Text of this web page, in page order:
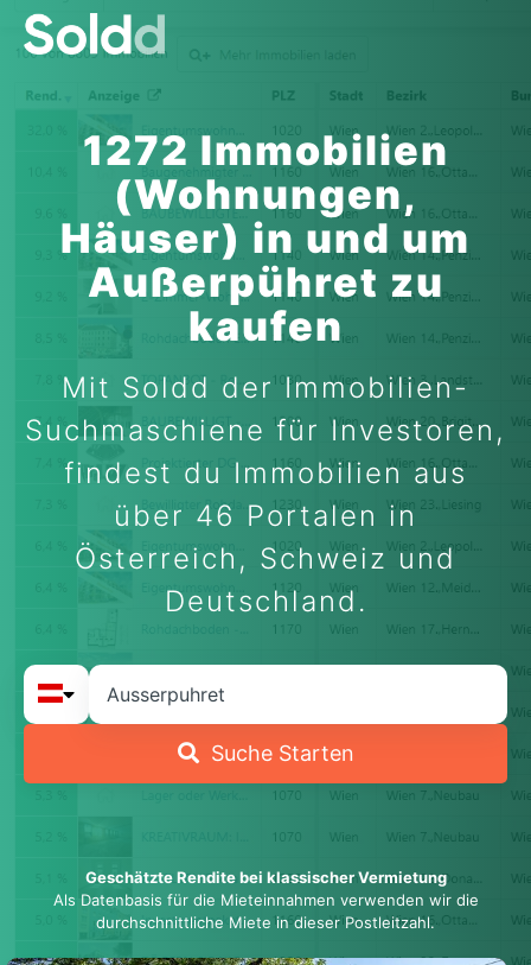
1272 Immobilien
(Wohnungen,
Häuser) in und um
Außerpühret zu
kaufen
Mit Soldd der Immobilien-
Suchmaschiene für Investoren,
findest du Immobilien aus
über 46 Portalen in
Österreich, Schweiz und
Deutschland.
Suche Starten
Geschätzte Rendite bei klassischer Vermietung
Als Datenbasis für die Mieteinnahmen verwenden wir die
durchschnittliche Miete in dieser Postleitzahl.